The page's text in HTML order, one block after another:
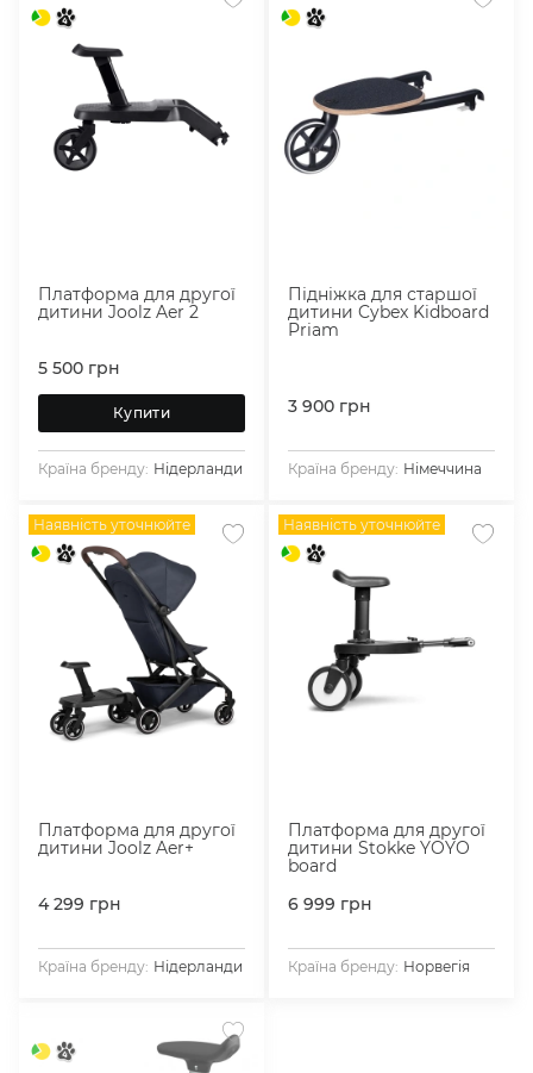
Платформа для другої
дитини Joolz Aer 2
5 500 грн
Купити
Країна бренду: Нідерланди
Підніжка для старшої
дитини Cybex Kidboard
Priam
3 900 грн
Країна бренду: Німеччина
Наявність уточнюйте
Платформа для другої
дитини Joolz Aer+
4 299 грн
Країна бренду: Нідерланди
Наявність уточнюйте
Платформа для другої
дитини Stokke YOYO
board
6 999 грн
Країна бренду: Норвегія